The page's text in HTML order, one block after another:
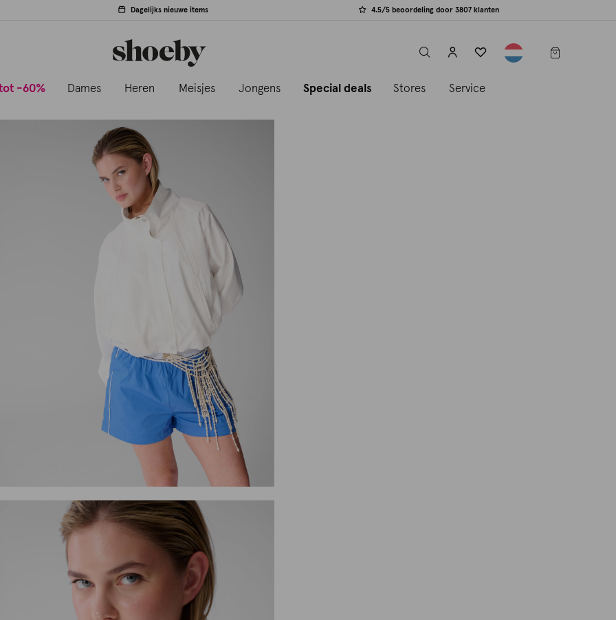
Dagelijks nieuwe items 4.5/5 beoordeling door 3807 klanten
label.header.toggle
-60% Dames Heren Meisjes Jongens Special deals Stores Service